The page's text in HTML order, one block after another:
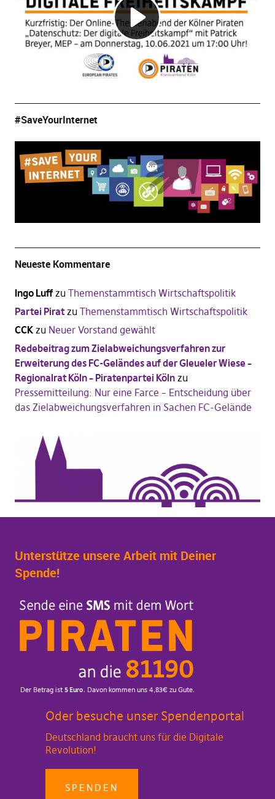
#SaveYourInternet
Neueste Kommentare
Ingo Luffzu Themenstammtisch Wirtschaftspolitik
Partei Piratzu Themenstammtisch Wirtschaftspolitik
CCKzu Neuer Vorstand gewählt
Redebeitrag zum Zielabweichungsverfahren zur
Erweiterung des FC-Geländes auf der Gleueler Wiese –
Regionalrat Köln – Piratenpartei Kölnzu
Pressemitteilung: Nur eine Farce – Entscheidung über
das Zielabweichungsverfahren in Sachen FC-Gelände
Unterstütze unsere Arbeit mit Deiner
Spende!
Oder besuche unser Spendenportal
Deutschland braucht uns für die Digitale
Revolution!
SPENDEN